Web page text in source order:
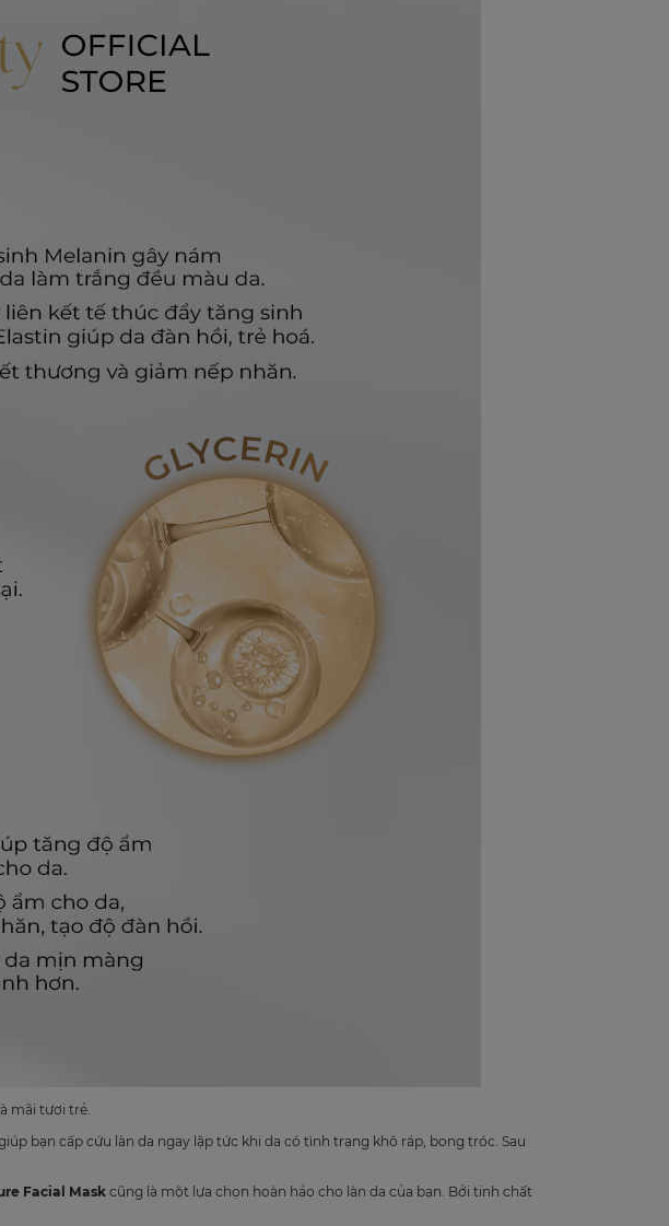
mãi tươi trẻ.
bạn cấp cứu làn da ngay lập tức khi da có tình trạng khô ráp, bong tróc. Sau
Facial Maskcũng là một lựa chọn hoàn hảo cho làn da của bạn. Bởi tinh chất